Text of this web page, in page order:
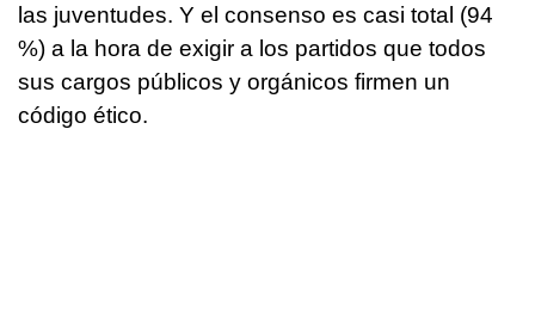
las juventudes. Y el consenso es casi total (94
%) a la hora de exigir a los partidos que todos
sus cargos públicos y orgánicos firmen un
código ético.